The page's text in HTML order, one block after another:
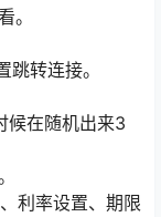
。
转连接。
候在随机出来3
利率设置、期限